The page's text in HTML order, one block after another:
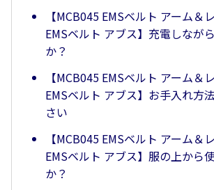
【MCB045 EMSベルト アーム＆
EMSベルト アブス】充電しなが
か？
【MCB045 EMSベルト アーム＆
EMSベルト アブス】お手入れ方
さい
【MCB045 EMSベルト アーム＆
EMSベルト アブス】服の上から
か？